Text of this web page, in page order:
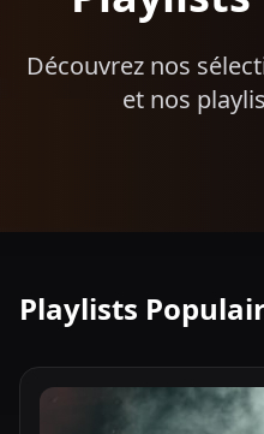
Découvrez nos
et nos
Playlists